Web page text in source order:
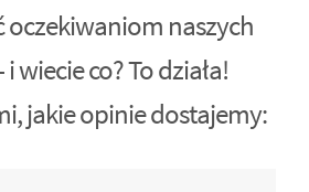
oczekiwaniom naszych
wiecie co? To działa!
jakie opinie dostajemy: